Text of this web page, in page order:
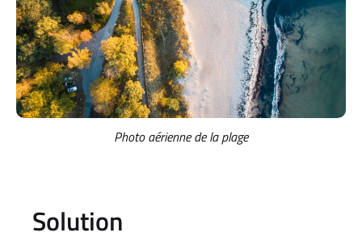
Photo aérienne de la plage
Solution